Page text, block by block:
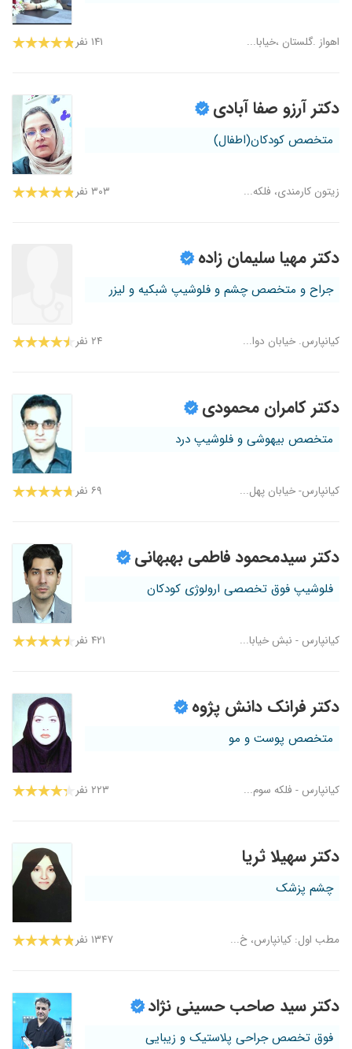
اهواز .گلستان ،خیابا... ۱۴۱ نفر
دکتر آرزو صفا آبادی
متخصص کودکان(اطفال)
زیتون کارمندی، فلکه... ۳۰۳ نفر
دکتر مهیا سلیمان زاده
جراح و متخصص چشم و فلوشیپ شبکیه و لیزر
کیانپارس. خیابان دوا... ۲۴ نفر
دکتر کامران محمودی
متخصص بیهوشی و فلوشیپ درد
کیانپارس- خیابان پهل... ۶۹ نفر
دکتر سیدمحمود فاطمی بهبهانی
فلوشیپ فوق تخصصی ارولوژی کودکان
کیانپارس - نبش خیابا... ۴۲۱ نفر
دکتر فرانک دانش پژوه
متخصص پوست و مو
کیانپارس - فلکه سوم... ۲۲۳ نفر
دکتر سهیلا ثریا
چشم پزشک
مطب اول: کیانپارس، خ... ۱۳۴۷ نفر
دکتر سید صاحب حسینی نژاد
فوق تخصص جراحی پلاستیک و زیبایی